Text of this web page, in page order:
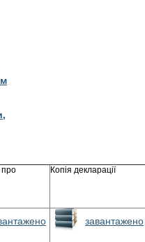
про
Копія декларації
завантажено